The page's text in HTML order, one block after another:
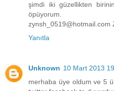
şimdi iki güzellikten
öpüyorum.
zynsh_0519@hotmail.com
Yanıtla
Unknown 10 Mart 2013
merhaba üye oldum ve 5